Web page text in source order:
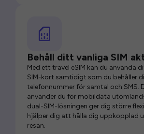
Behåll ditt vanliga SIM
Med ett travel eSIM kan du använda
SIM-kort samtidigt som du behåller
telefonnummer för samtal och SMS.
använder du för mobildata
dual-SIM-lösningen ger dig större
hjälper dig att hålla dig uppkopplad
resan.